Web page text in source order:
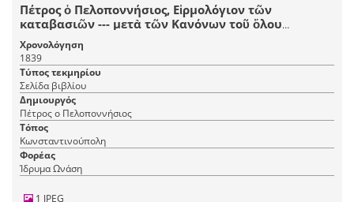
Πέτρος ὁ Πελοποννήσιος, Εἱρμολόγιον τῶν
καταβασιῶν --- μετὰ τῶν Κανόνων τοῦ ὅλου
ἐνιαυτοῦ καὶ συντόμου Εἱρμολογίου ---
ἐπιθεωρηθέντα --- παρὰ Ἰωάννου Λαμαπδαρίου Νῦν
δεύτερον ἐκδοθὲν ---, Κωνσταντινούπολη, Ἐκ τῆς τοῦ
Παναγίου Τάφου Τυπογραφίας, 1839.
Χρονολόγηση
1839
Τύπος τεκμηρίου
Σελίδα βιβλίου
Δημιουργός
Πέτρος ο Πελοποννήσιος
Τόπος
Κωνσταντινούπολη
Φορέας
Ίδρυμα Ωνάση
1 JPEG